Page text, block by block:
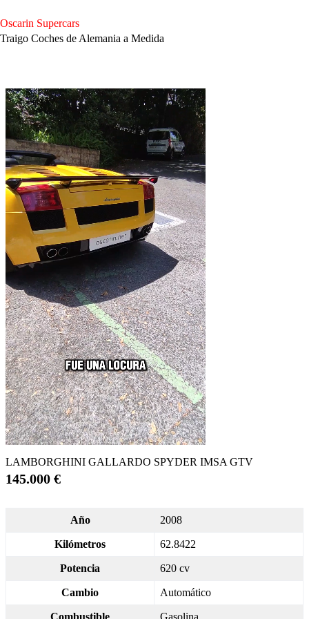
al
contenido
Oscarin Supercars
Traigo Coches de Alemania a Medida
LAMBORGHINI GALLARDO SPYDER IMSA GTV
145.000 €
Año 2008
Kilómetros 62.8422
Potencia 620 cv
Cambio Automático
Combustible Gasolina